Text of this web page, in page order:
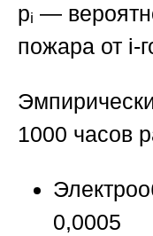
pᵢ —
пожара от i-
1000 часов
0,0005